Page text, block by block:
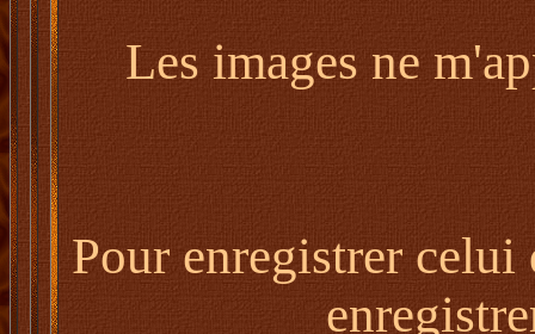
Les images ne
Pour enregistrer